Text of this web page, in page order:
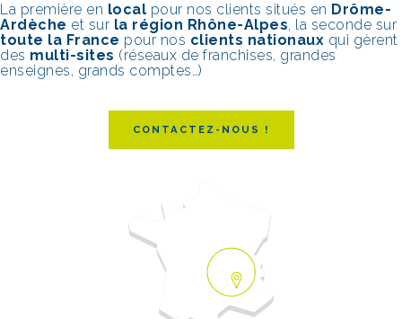
La première en local pour nos clients situés en Drôme-
Ardèche et sur la région Rhône-Alpes, la seconde sur
toute la France pour nos clients nationaux qui gèrent
des multi-sites (réseaux de franchises, grandes
enseignes, grands comptes…)
CONTACTEZ-NOUS !